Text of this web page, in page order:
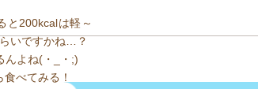
と200kcalは軽～
いですかね…？
んよね(・_・;)
べてみる！